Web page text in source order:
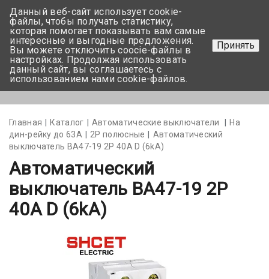
+375 17-350-99-56
+375 44-752-82-08
Задать вопрос
Главная Каталог Автоматические выключатели
На
дин-рейку до 63А
2Р полюсные
Автоматический
выключатель BA47-19 2P 40A D (6kА)
Автоматический
выключатель BA47-19 2P
40A D (6kА)
Данный веб-сайт использует cookie-
файлы, чтобы получать статистику,
которая помогает показывать вам самые
интересные и выгодные предложения.
Вы можете отключить coocie-файлы в
настройках. Продолжая использовать
данный сайт, вы соглашаетесь с
использованием нами cookie-файлов.
Принять